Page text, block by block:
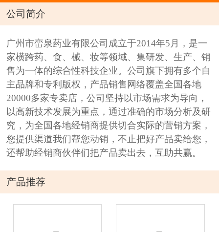
公司简介
广州市峦泉药业有限公司成立于2014年5月，是一
家横跨药、食、械、妆等领域、集研发、生产、销
售为一体的综合性科技企业。公司旗下拥有多个自
主品牌和专利版权，产品销售网络覆盖全国各地
20000多家专卖店，公司坚持以市场需求为导向，
以高新技术发展为重点，通过准确的市场分析及研
究，为全国各地经销商提供切合实际的营销方案，
您提供渠道我们帮您动销，不止把好产品卖给您，
还帮助经销商伙伴们把产品卖出去，互助共赢。
产品推荐